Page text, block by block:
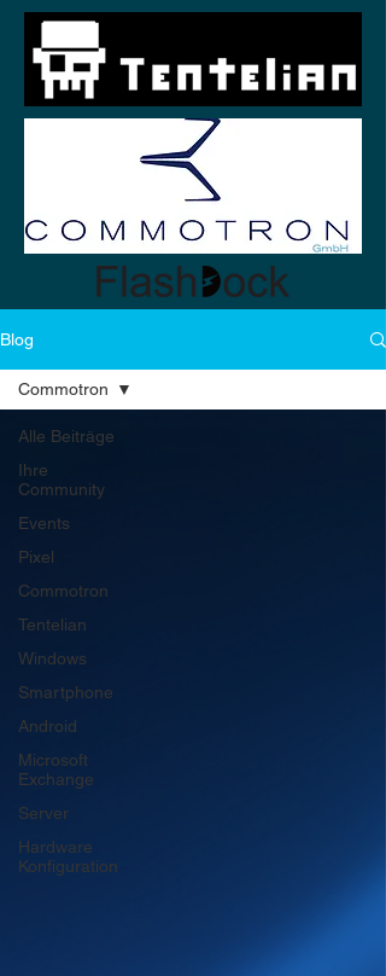
Blog
Alle Beiträge
Ihre
Community
Events
Pixel
Commotron
Tentelian
Windows
Smartphone
Android
Microsoft
Exchange
Server
Hardware
Konfiguration
Commotron